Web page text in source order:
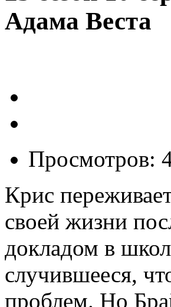
Адама Веста
Просмотров:
Крис
своей жизни
докладом в
случившееся,
проблем. Но